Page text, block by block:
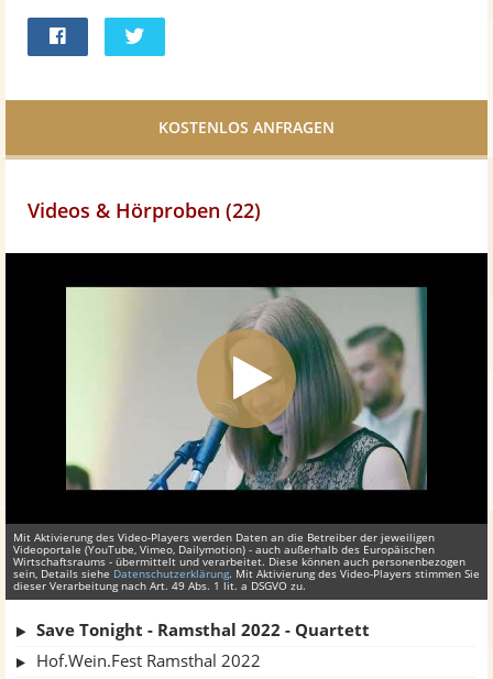
Facebook
Videos & Hörproben (22)
Mit Aktivierung des Video-Players werden Daten an die Betreiber der jeweiligen
Videoportale (YouTube, Vimeo, Dailymotion) - auch außerhalb des Europäischen
Wirtschaftsraums - übermittelt und verarbeitet. Diese können auch personenbezogen
sein, Details siehe Datenschutzerklärung. Mit Aktivierung des Video-Players stimmen Sie
dieser Verarbeitung nach Art. 49 Abs. 1 lit. a DSGVO zu.
Save Tonight - Ramsthal 2022 - Quartett
Hof.Wein.Fest Ramsthal 2022